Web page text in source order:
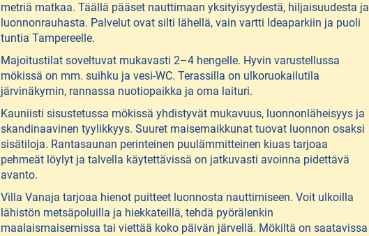
metriä matkaa. Täällä pääset nauttimaan yksityisyydestä, hiljaisuudesta ja
luonnonrauhasta. Palvelut ovat silti lähellä, vain vartti Ideaparkiin ja puoli
tuntia Tampereelle.
Majoitustilat soveltuvat mukavasti 2–4 hengelle. Hyvin varustellussa
mökissä on mm. suihku ja vesi-WC. Terassilla on ulkoruokailutila
järvinäkymin, rannassa nuotiopaikka ja oma laituri.
Kauniisti sisustetussa mökissä yhdistyvät mukavuus, luonnonläheisyys ja
skandinaavinen tyylikkyys. Suuret maisemaikkunat tuovat luonnon osaksi
sisätiloja. Rantasaunan perinteinen puulämmitteinen kiuas tarjoaa
pehmeät löylyt ja talvella käytettävissä on jatkuvasti avoinna pidettävä
avanto.
Villa Vanaja tarjoaa hienot puitteet luonnosta nauttimiseen. Voit ulkoilla
lähistön metsäpoluilla ja hiekkateillä, tehdä pyörälenkin
maalaismaisemissa tai viettää koko päivän järvellä. Mökiltä on saatavissa